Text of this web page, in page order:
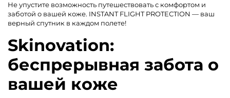
Не упустите возможность путешествовать с комфортом и
заботой о вашей коже. INSTANT FLIGHT PROTECTION — ваш
верный спутник в каждом полете!
Skinovation:
беспрерывная забота о
вашей коже